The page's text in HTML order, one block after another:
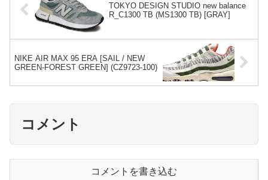
TOKYO DESIGN STUDIO new balance
R_C1300 TB (MS1300 TB) [GRAY]
NIKE AIR MAX 95 ERA [SAIL / NEW
GREEN-FOREST GREEN] (CZ9723-100)
コメント
コメントを書き込む